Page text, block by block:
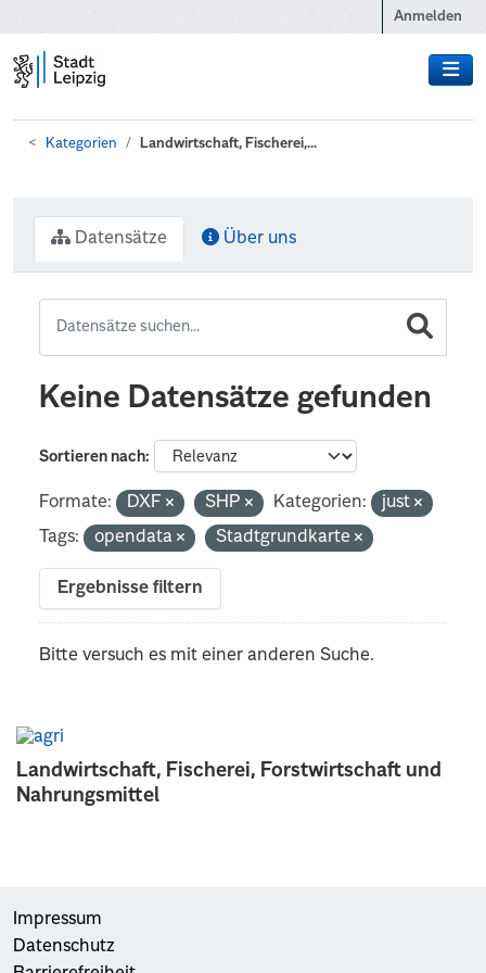
Anmelden
Kategorien Landwirtschaft, Fischerei,...
Landwirtschaft, Fischerei, Forstwirtschaft und
Nahrungsmittel
Datensätze Über uns
Keine Datensätze gefunden
Sortieren nach
Formate: DXF SHP Kategorien:
just
Tags:
opendata Stadtgrundkarte
Ergebnisse filtern
Bitte versuch es mit einer anderen Suche.
Impressum
Datenschutz